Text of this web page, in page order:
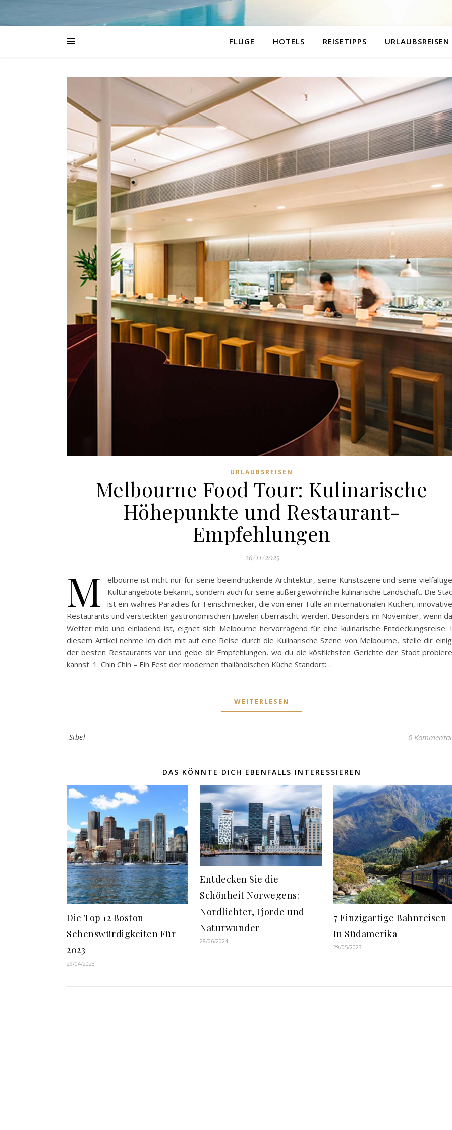
FLÜGE HOTELS REISETIPPS URLAUBSREISEN
URLAUBSREISEN
Melbourne Food Tour: Kulinarische
Höhepunkte und Restaurant-
Empfehlungen
26/11/2025
M
elbourne ist nicht nur für seine beeindruckende Architektur, seine Kunstszene und seine
Kulturangebote bekannt, sondern auch für seine außergewöhnliche kulinarische Landschaft. Die
ist ein wahres Paradies für Feinschmecker, die von einer Fülle an internationalen Küchen,
Restaurants und versteckten gastronomischen Juwelen überrascht werden. Besonders im November, wenn
Wetter mild und einladend ist, eignet sich Melbourne hervorragend für eine kulinarische Entdeckungsreise.
diesem Artikel nehme ich dich mit auf eine Reise durch die Kulinarische Szene von Melbourne, stelle dir
der besten Restaurants vor und gebe dir Empfehlungen, wo du die köstlichsten Gerichte der Stadt
kannst. 1. Chin Chin – Ein Fest der modernen thailändischen Küche Standort:…
WEITERLESEN
Sibel 0
DAS KÖNNTE DICH EBENFALLS INTERESSIEREN
Die Top 12 Boston
Sehenswürdigkeiten Für
2023
29/04/2023
Entdecken Sie die
Schönheit Norwegens:
Nordlichter, Fjorde und
Naturwunder
28/06/2024
7 Einzigartige Bahnreisen
In Südamerika
29/05/2023